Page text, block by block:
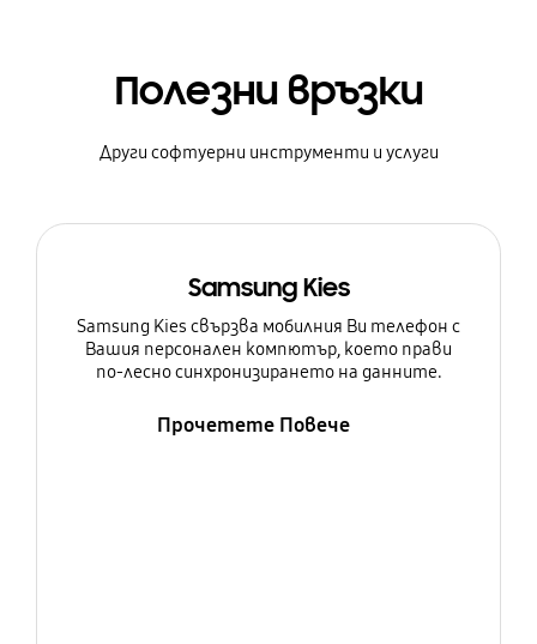
Полезни връзки
Други софтуерни инструменти и услуги
Samsung Kies
Samsung Kies свързва мобилния Ви телефон с
Вашия персонален компютър, което прави
по-лесно синхронизирането на данните.
Прочетете Повече